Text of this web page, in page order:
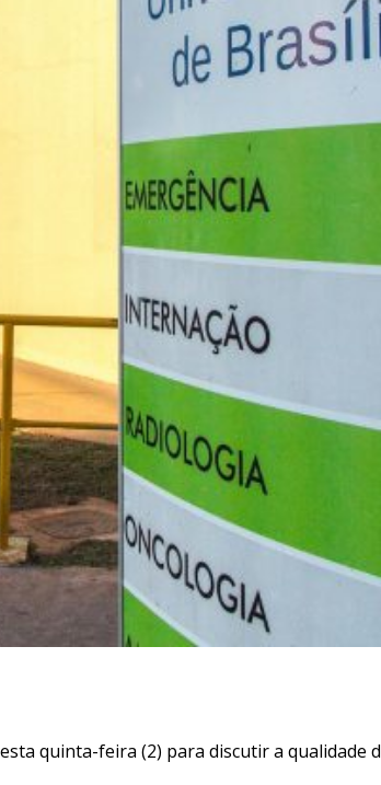
quinta-feira (2) para discutir a qualidade